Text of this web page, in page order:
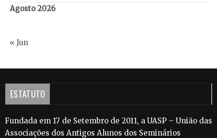
Agosto 2026
« Jun
ESTATUTO
Fundada em 17 de Setembro de 2011, a UASP – União das
Associações dos Antigos Alunos dos Seminários